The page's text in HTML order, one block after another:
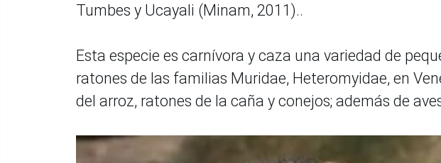
Tumbes y Ucayali (Minam, 2011)..
Esta especie es carnívora y caza una variedad de
ratones de las familias Muridae, Heteromyidae, en
del arroz, ratones de la caña y conejos; además de